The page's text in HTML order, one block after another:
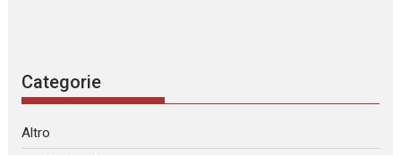
Categorie
Altro